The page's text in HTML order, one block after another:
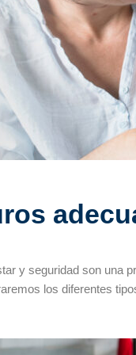
y seguridad son una
los diferentes